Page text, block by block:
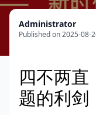
Administrator
Published on 2025-08-
四不两直
题的利剑